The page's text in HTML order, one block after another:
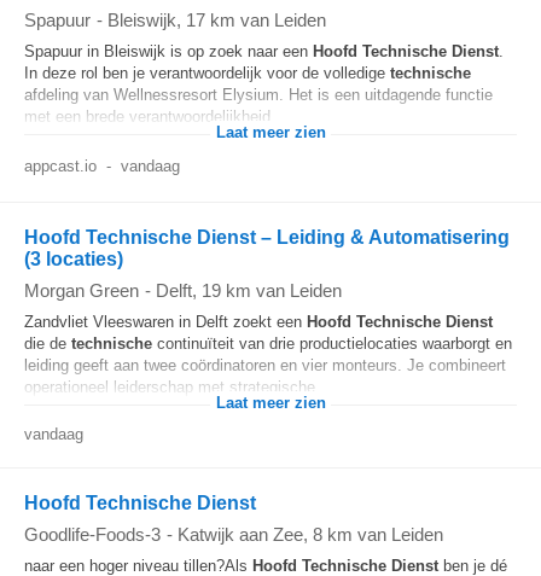
Spapuur - Bleiswijk, 17 km van Leiden
Spapuur in Bleiswijk is op zoek naar een Hoofd Technische Dienst.
In deze rol ben je verantwoordelijk voor de volledige technische
afdeling van Wellnessresort Elysium. Het is een uitdagende functie
met een brede verantwoordelijkheid...
Laat meer zien
appcast.io - vandaag
Hoofd Technische Dienst – Leiding & Automatisering
(3 locaties)
Morgan Green - Delft, 19 km van Leiden
Zandvliet Vleeswaren in Delft zoekt een Hoofd Technische Dienst
die de technische continuïteit van drie productielocaties waarborgt en
leiding geeft aan twee coördinatoren en vier monteurs. Je combineert
operationeel leiderschap met strategische...
Laat meer zien
vandaag
Hoofd Technische Dienst
Goodlife-Foods-3 - Katwijk aan Zee, 8 km van Leiden
naar een hoger niveau tillen?Als Hoofd Technische Dienstben je dé